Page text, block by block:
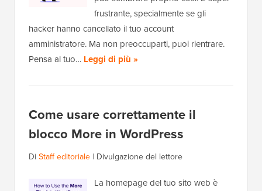
frustrante, specialmente se gli
hacker hanno cancellato il tuo account
amministratore. Ma non preoccuparti, puoi rientrare.
Pensa al tuo… Leggi di più »
Come usare correttamente il
blocco More in WordPress
DiStaff editoriale | Divulgazione del lettore
La homepage del tuo sito web è